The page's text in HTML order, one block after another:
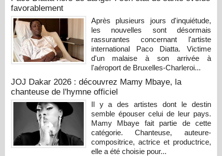
favorablement
Après plusieurs jours d'inquiétude,
les nouvelles sont désormais
rassurantes concernant l'artiste
international Paco Diatta. Victime
d'un malaise à son arrivée à
l'aéroport de Bruxelles-Charleroi...
JOJ Dakar 2026 : découvrez Mamy Mbaye, la
chanteuse de l'hymne officiel
Il y a des artistes dont le destin
semble épouser celui de leur pays.
Mamy Mbaye fait partie de cette
catégorie. Chanteuse, auteure-
compositrice, actrice et productrice,
elle a été choisie pour...